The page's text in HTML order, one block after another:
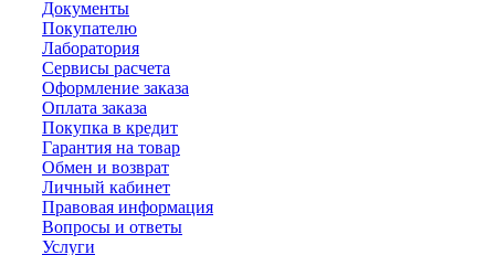
Документы
Покупателю
Лаборатория
Сервисы расчета
Оформление заказа
Оплата заказа
Покупка в кредит
Гарантия на товар
Обмен и возврат
Личный кабинет
Правовая информация
Вопросы и ответы
Услуги